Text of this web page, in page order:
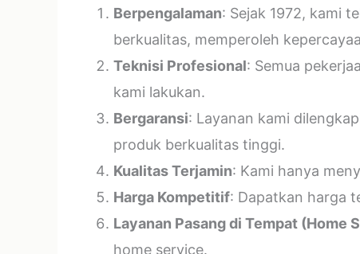
Berpengalaman: Sejak 1972, kami
berkualitas, memperoleh
Teknisi Profesional: Semua
kami lakukan.
Bergaransi: Layanan kami
produk berkualitas tinggi.
Kualitas Terjamin: Kami hanya
Harga Kompetitif: Dapatkan harga
Layanan Pasang di Tempat (Home
home service.